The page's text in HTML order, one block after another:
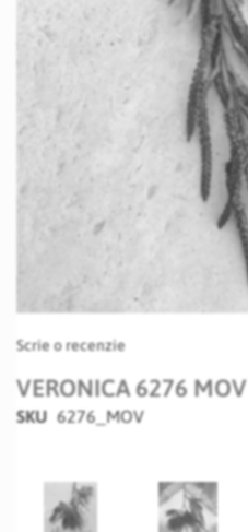
to
beginning
of
gallery
Scrie o recenzie
VERONICA 6276 MOV
SKU 6276_MOV